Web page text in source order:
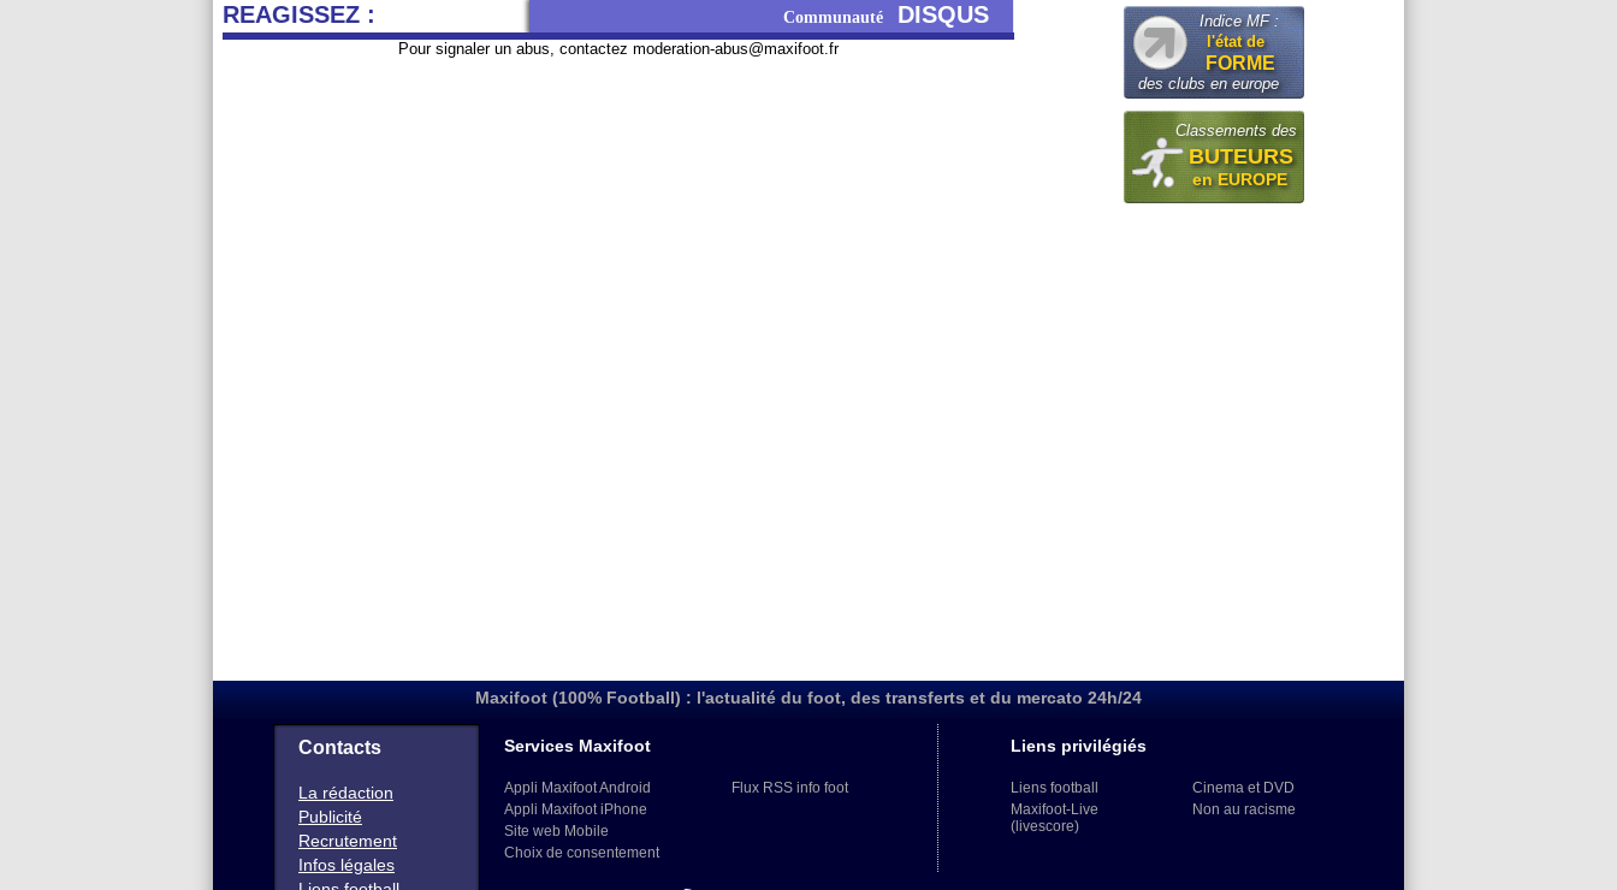
REAGISSEZ : Communauté DISQUS
Pour signaler un abus, contactez moderation-abus@maxifoot.fr
Indice MF :
l'état de
FORME
des clubs en europe
Classements des
BUTEURS
en EUROPE
Maxifoot (100% Football) : l'actualité du foot, des transferts et du mercato 24h/24
Contacts
La rédaction
Publicité
Recrutement
Infos légales
Services Maxifoot
Appli Maxifoot Android
Appli Maxifoot iPhone
Site web Mobile
Choix de consentement
Flux RSS info foot
Liens privilégiés
Liens football
Maxifoot-Live
(livescore)
Cinema et DVD
Non au racisme